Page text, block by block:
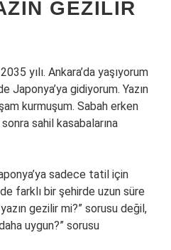
GEZILIR
yılı. Ankara’da yaşıyorum
Japonya’ya gidiyorum. Yazın
kurmuşum. Sabah erken
sahil kasabalarına
sadece tatil için
farklı bir şehirde uzun süre
gezilir mi?” sorusu değil,
uygun?” sorusu